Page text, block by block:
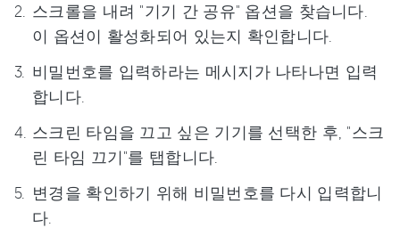
스크롤을 내려 "기기 간 공유" 옵션을 찾습니다.
이 옵션이 활성화되어 있는지 확인합니다.
비밀번호를 입력하라는 메시지가 나타나면 입력
합니다.
스크린 타임을 끄고 싶은 기기를 선택한 후, "스크
린 타임 끄기"를 탭합니다.
변경을 확인하기 위해 비밀번호를 다시 입력합니
다.